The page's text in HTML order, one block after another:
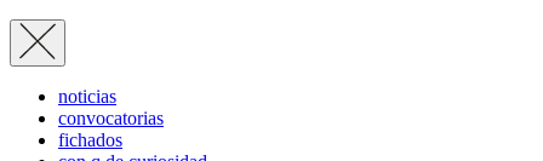
noticias
convocatorias
fichados